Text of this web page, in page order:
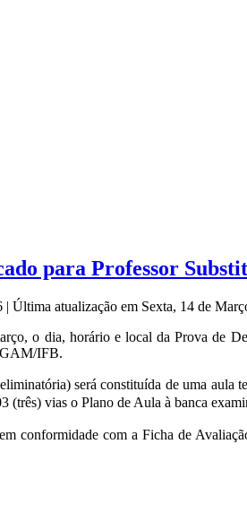
para Professor
| Última atualização em Sexta, 14 de
o dia, horário e local da Prova de
IFB.
será constituída de uma aula
(três) vias o Plano de Aula à banca
conformidade com a Ficha de